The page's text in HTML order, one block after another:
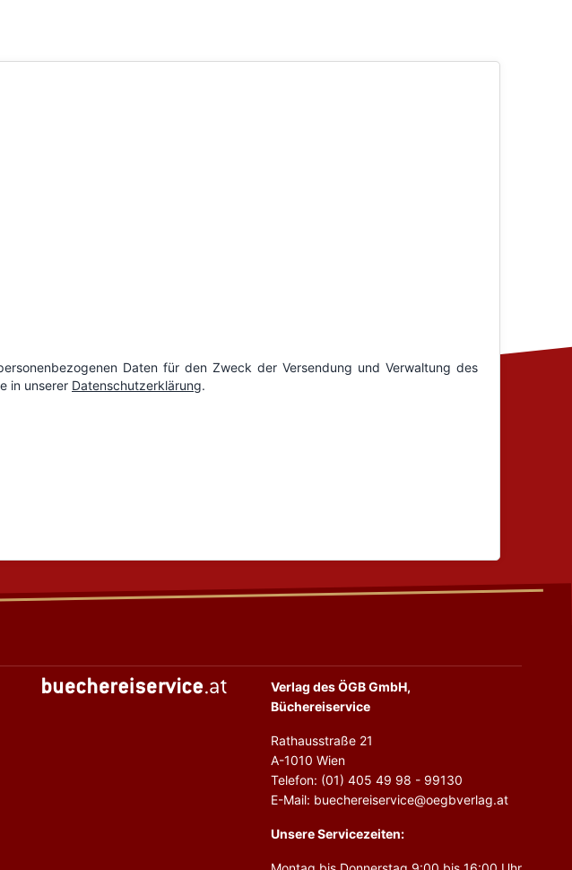
Verlag des ÖGB GmbH,
Büchereiservice
Rathausstraße 21
A-1010 Wien
Telefon: (01) 405 49 98 - 99130
E-Mail: buechereiservice@oegbverlag.at
Unsere Servicezeiten: